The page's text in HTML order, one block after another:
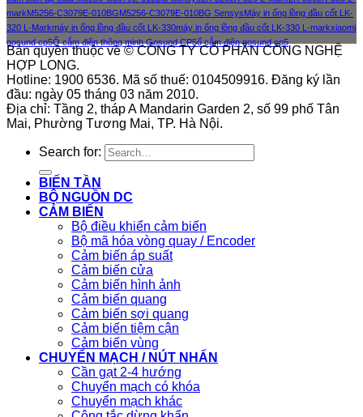
markM5256-C3079E-010BGM5256-C3079E-010BG SensysMáy in ống lồng đầu cốt LK-
320 L-Markmáy in ống lồng đầu cốt LK-330máy in ống lồng đầu cốt LK-330 L-markxiaomi
gosund cp5Ổ cắm điện thông minh Gosund CP5ổ cắm điện gosund cp5
Bản quyền thuộc về © CÔNG TY CỔ PHẦN CÔNG NGHỆ
HỢP LONG.
Hotline: 1900 6536. Mã số thuế: 0104509916. Đăng ký lần
đầu: ngày 05 tháng 03 năm 2010.
Địa chỉ: Tầng 2, tháp A Mandarin Garden 2, số 99 phố Tân
Mai, Phường Tương Mai, TP. Hà Nội.
Search for:
BIẾN TẦN
BỘ NGUỒN DC
CẢM BIẾN
Bộ điều khiển cảm biến
Bộ mã hóa vòng quay / Encoder
Cảm biến áp suất
Cảm biến cửa
Cảm biến hình ảnh
Cảm biến quang
Cảm biến sợi quang
Cảm biến tiệm cận
Cảm biến vùng
CHUYỂN MẠCH / NÚT NHẤN
Cần gạt 2-4 hướng
Chuyển mạch có khóa
Chuyển mạch khác